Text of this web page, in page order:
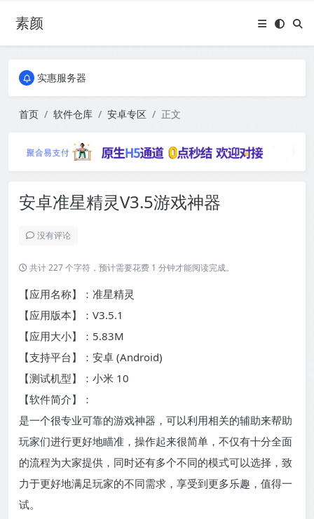
素颜
实惠服务器
实惠服务器
首页 软件仓库 安卓专区 正文
安卓准星精灵V3.5游戏神器
没有评论
共计 227 个字符，预计需要花费 1 分钟才能阅读完成。
【应用名称】：准星精灵
【应用版本】：V3.5.1
【应用大小】：5.83M
【支持平台】：安卓 (Android)
【测试机型】：小米 10
【软件简介】：
是一个很专业可靠的游戏神器，可以利用相关的辅助来帮助
玩家们进行更好地瞄准，操作起来很简单，不仅有十分全面
的流程为大家提供，同时还有多个不同的模式可以选择，致
力于更好地满足玩家的不同需求，享受到更多乐趣，值得一
试。